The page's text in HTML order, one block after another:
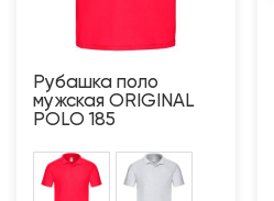
Рубашка поло
мужская ORIGINAL
POLO 185